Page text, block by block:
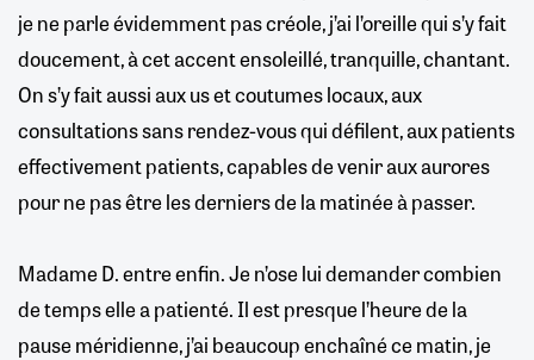
je ne parle évidemment pas créole, j’ai l’oreille qui s’y fait
doucement, à cet accent ensoleillé, tranquille, chantant.
On s’y fait aussi aux us et coutumes locaux, aux
consultations sans rendez-vous qui défilent, aux patients
effectivement patients, capables de venir aux aurores
pour ne pas être les derniers de la matinée à passer.
Madame D. entre enfin. Je n’ose lui demander combien
de temps elle a patienté. Il est presque l’heure de la
pause méridienne, j’ai beaucoup enchaîné ce matin, je